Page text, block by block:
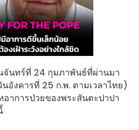
นจันทร์ที่ 24 กุมภาพันธ์ที่ผ่านมา
อังคารที่ 25 ก.พ. ตามเวลาไทย)
าการป่วยของพระสันตะปาปา